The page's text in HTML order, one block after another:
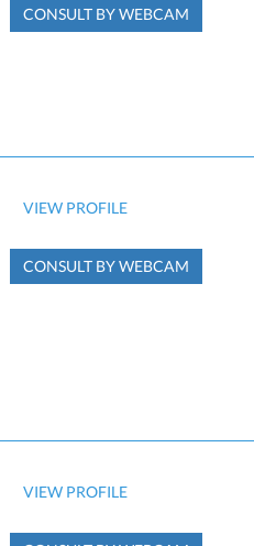
CONSULT BY WEBCAM
VIEW PROFILE
CONSULT BY WEBCAM
VIEW PROFILE